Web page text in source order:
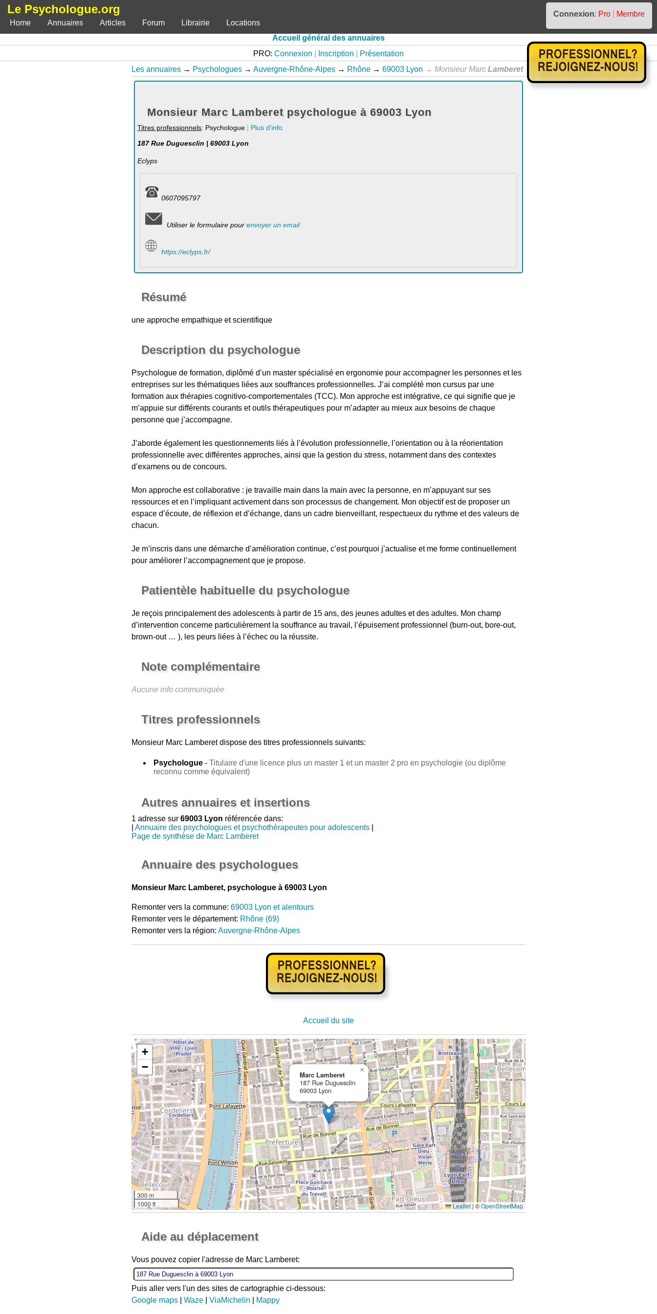
Le Psychologue.org Connexion: Pro
Membre
Home
Annuaires Articles Forum Librairie
Locations
Accueil général des annuaires
PRO: Connexion Inscription
Présentation
Les annuaires → Psychologues → Auvergne-Rhône-Alpes → Rhône → 69003 Lyon → Monsieur Marc Lamberet
Monsieur Marc Lamberet psychologue à 69003 Lyon
Titres professionnels: Psychologue | Plus d'info
187 Rue Duguesclin | 69003 Lyon
Eclyps
0607095797
Utiliser le formulaire pourenvoyer un email
https://eclyps.fr/
Résumé
une approche empathique et scientifique
Description du psychologue
Psychologue de formation, diplômé d’un master spécialisé en ergonomie pour accompagner les personnes et les
entreprises sur les thématiques liées aux souffrances professionnelles. J’ai complété mon cursus par une
formation aux thérapies cognitivo-comportementales (TCC). Mon approche est intégrative, ce qui signifie que je
m’appuie sur différents courants et outils thérapeutiques pour m’adapter au mieux aux besoins de chaque
personne que j’accompagne.
J’aborde également les questionnements liés à l’évolution professionnelle, l’orientation ou à la réorientation
professionnelle avec différentes approches, ainsi que la gestion du stress, notamment dans des contextes
d’examens ou de concours.
Mon approche est collaborative : je travaille main dans la main avec la personne, en m’appuyant sur ses
ressources et en l’impliquant activement dans son processus de changement. Mon objectif est de proposer un
espace d’écoute, de réflexion et d’échange, dans un cadre bienveillant, respectueux du rythme et des valeurs de
chacun.
Je m’inscris dans une démarche d’amélioration continue, c’est pourquoi j’actualise et me forme continuellement
pour améliorer l’accompagnement que je propose.
Patientèle habituelle du psychologue
Je reçois principalement des adolescents à partir de 15 ans, des jeunes adultes et des adultes. Mon champ
d’intervention concerne particulièrement la souffrance au travail, l’épuisement professionnel (burn-out, bore-out,
brown-out … ), les peurs liées à l’échec ou la réussite.
Note complémentaire
Aucune info communiquée
Titres professionnels
Monsieur Marc Lamberetdispose des titres professionnels suivants:
Psychologue- Titulaire d'une licence plus un master 1 et un master 2 pro en psychologie (ou diplôme
reconnu comme équivalent)
Autres annuaires et insertions
1 adresse sur 69003 Lyon référencée dans:
Annuaire des psychologues et psychothérapeutes pour adolescents|
Page de synthèse de Marc Lamberet
Annuaire des psychologues
Monsieur Marc Lamberet, psychologue à 69003 Lyon
Remonter vers la commune: 69003 Lyon et alentours
Remonter vers le département: Rhône (69)
Remonter vers la région: Auvergne-Rhône-Alpes
Accueil du site
Marc Lamberet
187 Rue Duguesclin
69003 Lyon
×
+
−
300 m
1000 ft
Leaflet | ©OpenStreetMap
Aide au déplacement
Vous pouvez copier l'adresse de Marc Lamberet:
Puis aller vers l'un des sites de cartographie ci-dessous:
Google maps| Waze| ViaMichelin Mappy